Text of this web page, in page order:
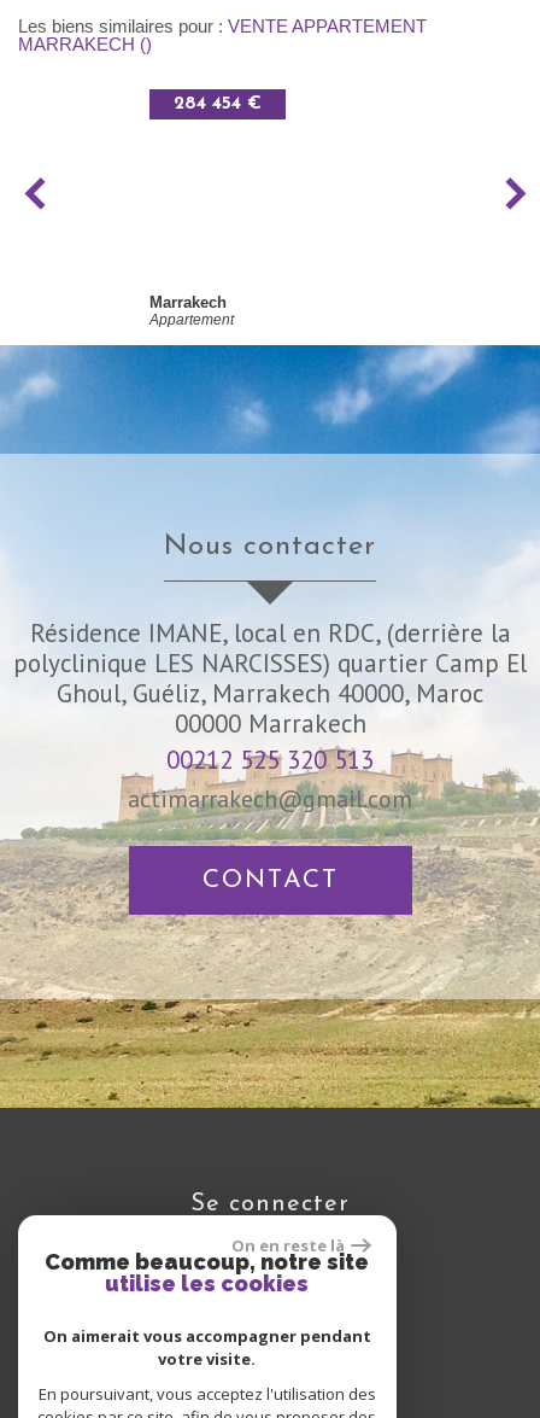
On en reste là
Comme beaucoup, notre site
utilise les cookies
On aimerait vous accompagner pendant
votre visite.
En poursuivant, vous acceptez l'utilisation des
Les biens similaires pour : VENTE APPARTEMENT
MARRAKECH ()
284 454 €
Marrakech
Appartement
nous contacter
Résidence IMANE, local en RDC, (derrière la
polyclinique LES NARCISSES) quartier Camp El
Ghoul, Guéliz, Marrakech 40000, Maroc
00000 Marrakech
00212 525 320 513
actimarrakech@gmail.com
CONTACT
se connecter
Espace propriétaire